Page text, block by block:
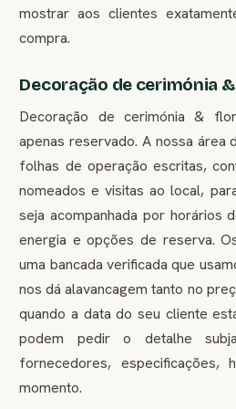
mostrar aos clientes
compra.
Decoração de cerimónia
Decoração de cerimónia &
apenas reservado. A nossa área
folhas de operação escritas,
nomeados e visitas ao local,
seja acompanhada por horários
energia e opções de reserva.
uma bancada verificada que
nos dá alavancagem tanto no
quando a data do seu cliente
podem pedir o detalhe
fornecedores,
momento.